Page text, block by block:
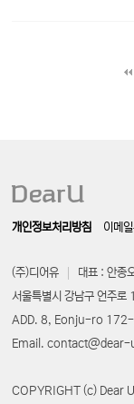
개인정보처리방침 이메
(주)디어유
대표 : 안종
서울특별시 강남구 언주
ADD. 8, Eonju-ro
Email. contact@dear-
COPYRIGHT (c) Dear